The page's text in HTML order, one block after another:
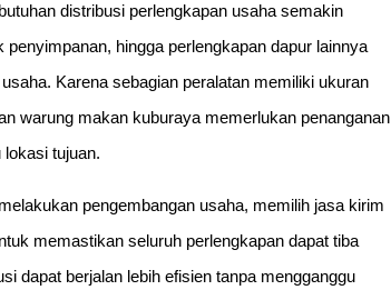
distribusi perlengkapan usaha semakin
hingga perlengkapan dapur lainnya
Karena sebagian peralatan memiliki ukuran
warung makan kuburaya memerlukan penanganan
tujuan.
pengembangan usaha, memilih jasa kirim
memastikan seluruh perlengkapan dapat tiba
dapat berjalan lebih efisien tanpa mengganggu